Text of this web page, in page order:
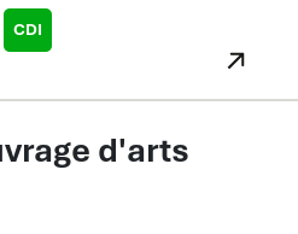
CDI
d'arts